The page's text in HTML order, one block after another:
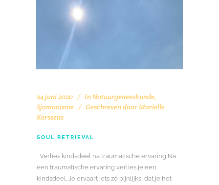
24 juni 2020 InNatuurgeneeskunde,
Sjamanisme
Geschreven doorMarielle
Kerssens
SOUL RETRIEVAL
Verlies kindsdeel na traumatische ervaring Na
een traumatische ervaring verlies je een
kindsdeel. Je ervaart iets zó pijnlijks, dat je het